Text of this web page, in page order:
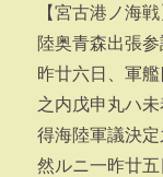
【宮古港ノ海戦
陸奥青森出張
昨廿六日、軍
之内戊申丸ハ
得海陸軍議決
然ルニ一昨廿